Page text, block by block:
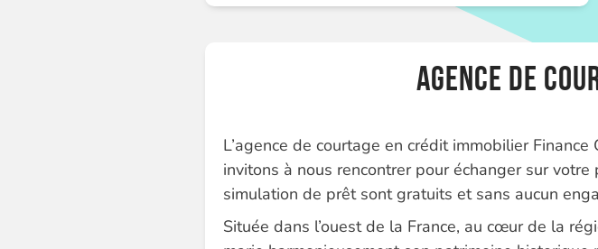
Agence de
L’agence de courtage en crédit immobilier
invitons à nous rencontrer pour échanger sur
simulation de prêt sont gratuits et sans aucun
Située dans l’ouest de la France, au cœur de la